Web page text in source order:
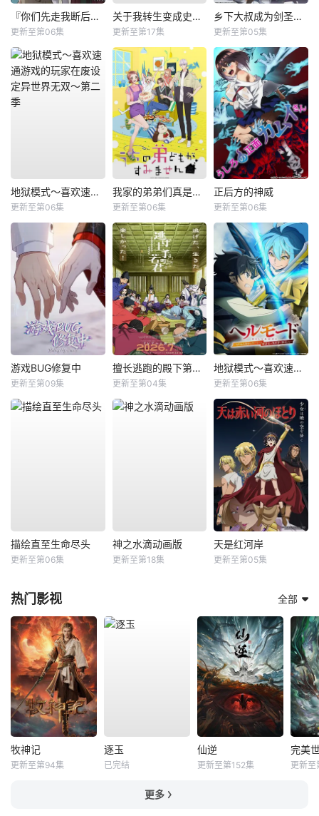
『你们先走我断后』，于是10年后我成为了传说
更新至第06集
关于我转生变成史莱姆这档事第四季
更新至第17集
乡下大叔成为剑圣第二季
更新至第05集
地狱模式～喜欢速通游戏的玩家在废设定异世界无双～第二季
更新至第06集
我家的弟弟们真是让您费心了
更新至第06集
正后方的神威
更新至第06集
游戏BUG修复中
更新至第09集
擅长逃跑的殿下第二季
更新至第04集
地狱模式～喜欢速通游戏的玩家在废设定异世界无双～第2季
更新至第06集
描绘直至生命尽头
更新至第06集
神之水滴动画版
更新至第18集
天是红河岸
更新至第05集
热门影视 全部
牧神记
更新至第94集
逐玉
已完结
仙逆
更新至第152集
完美
更新至
更多